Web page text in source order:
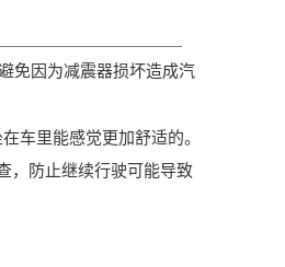
免因为减震器损坏造成汽
里能感觉更加舒适的。
，防止继续行驶可能导致